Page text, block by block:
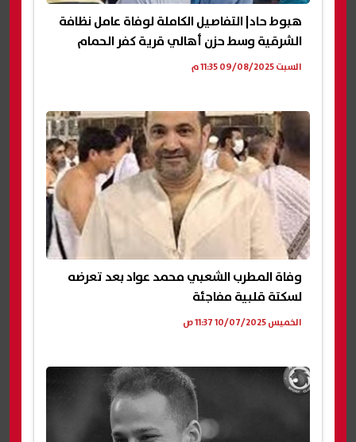
هبوط حاد| التفاصيل الكاملة لوفاة عامل نظافة
الشرقية وسط حزن أهالي قرية كفر الحمام
السبت 09/08/2025 11:35 م
وفاة المطرب الشعبي محمد عواد بعد تعرضه
لسكتة قلبية مفاجئة
الخميس 10/07/2025 11:37 ص